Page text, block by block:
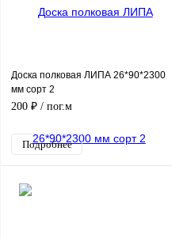
Доска полковая ЛИПА 26*90*2300
мм сорт 2
200 ₽ / пог.м
Подробнее